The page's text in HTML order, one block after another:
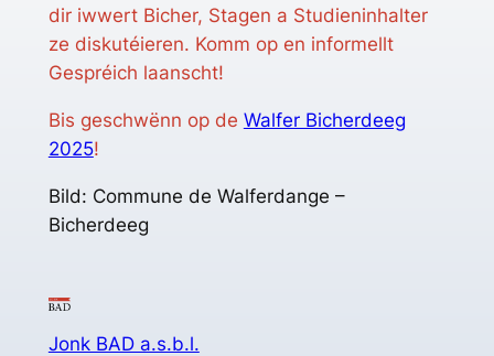
dir iwwert Bicher, Stagen a Studieninhalter
ze diskutéieren. Komm op en informellt
Gespréich laanscht!
Bis geschwënn op de Walfer Bicherdeeg
2025!
Bild: Commune de Walferdange –
Bicherdeeg
Jonk BAD a.s.b.l.